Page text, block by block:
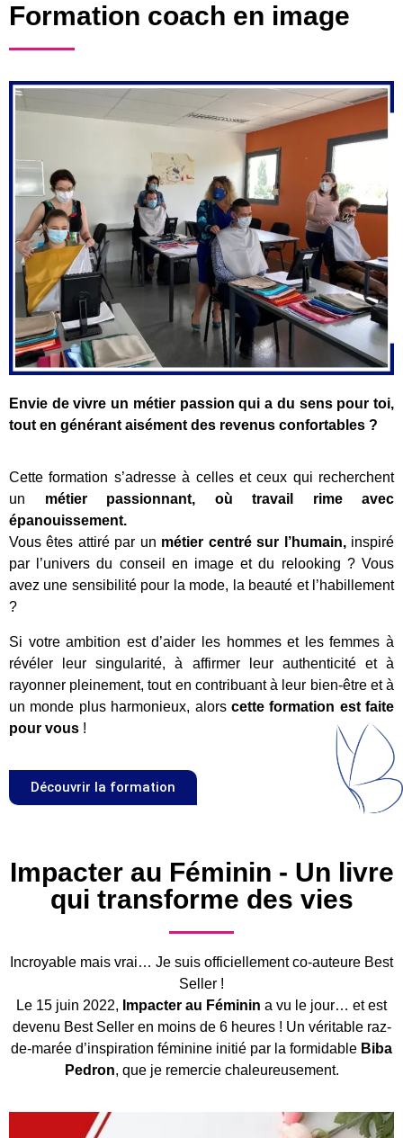
Formation coach en image
Envie de vivre un métier passion qui a du sens pour toi,
tout en générant aisément des revenus confortables ?
Cette formation s’adresse à celles et ceux qui recherchent
un métier passionnant, où travail rime avec
épanouissement.
Vous êtes attiré par un métier centré sur l’humain,inspiré
par l’univers du conseil en image et du relooking ? Vous
avez une sensibilité pour la mode, la beauté et l’habillement
?
Si votre ambition est d’aider les hommes et les femmes à
révéler leur singularité, à affirmer leur authenticité et à
rayonner pleinement, tout en contribuant à leur bien-être et à
un monde plus harmonieux, alors cette formation est faite
pour vous !
Découvrir la formation
Impacter au Féminin - Un livre
qui transforme des vies
Incroyable mais vrai… Je suis officiellement co-auteure Best
Seller !
Le 15 juin 2022, Impacter au Féminin a vu le jour… et est
devenu Best Seller en moins de 6 heures ! Un véritable raz-
de-marée d’inspiration féminine initié par la formidable Biba
Pedron, que je remercie chaleureusement.